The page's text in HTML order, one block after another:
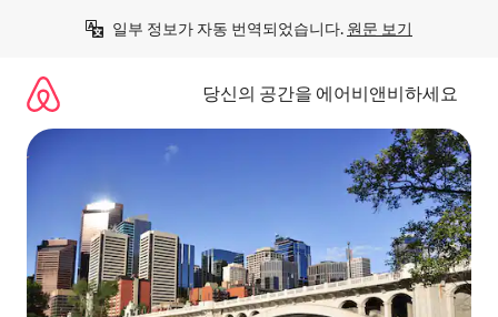
일부 정보가 자동 번역되었습니다. 원문 보기
당신의 공간을 에어비앤비하세요